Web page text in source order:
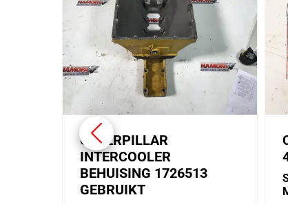
CATERPILLAR
INTERCOOLER
BEHUISING 1726513
GEBRUIKT